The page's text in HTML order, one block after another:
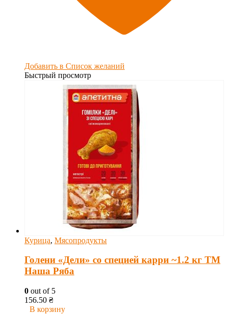
Добавить в Список желаний
Быстрый просмотр
Курица, Мясопродукты
Голени «Дели» со специей карри ~1.2 кг ТМ
Наша Ряба
0 out of 5
156.50 ₴
В корзину